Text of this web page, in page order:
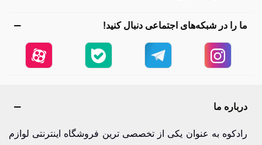
ما را در شبکه‌های اجتماعی دنبال کنید!
درباره ما
رادکوه به عنوان یکی از تخصصی ترین فروشگاه اینترنتی لوازم